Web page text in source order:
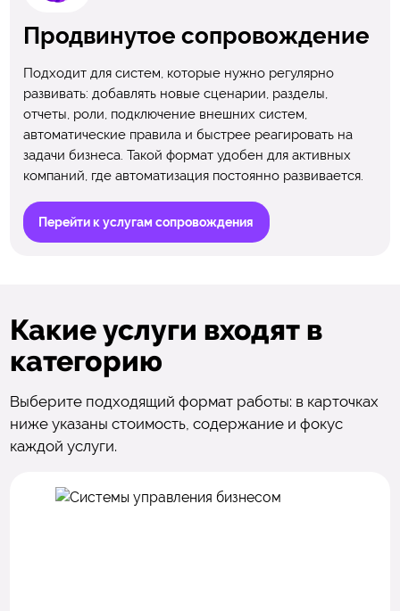
Продвинутое сопровождение
Подходит для систем, которые нужно регулярно
развивать: добавлять новые сценарии, разделы,
отчеты, роли, подключение внешних систем,
автоматические правила и быстрее реагировать на
задачи бизнеса. Такой формат удобен для активных
компаний, где автоматизация постоянно развивается.
Перейти к услугам сопровождения
Какие услуги входят в
категорию
Выберите подходящий формат работы: в карточках
ниже указаны стоимость, содержание и фокус
каждой услуги.